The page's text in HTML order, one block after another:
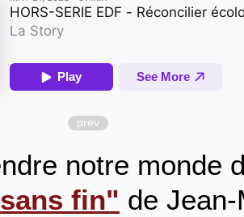
prev
notre monde
fin" de